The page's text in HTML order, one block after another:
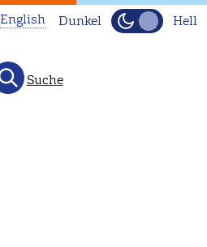
This
page
English Dunkel Hell
Suche